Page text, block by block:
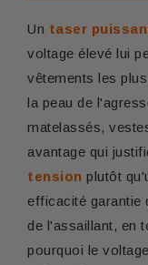
Un taser
voltage élevé lui
vêtements les
la peau de
matelassés,
avantage qui
tension plutôt
efficacité garantie
de l'assaillant, en
pourquoi le